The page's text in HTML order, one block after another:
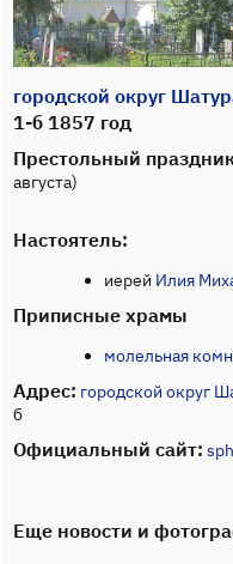
городской округ
1-б 1857 год
Престольный
августа)
Настоятель:
иерей Илия
Приписные храмы
молельная
Адрес: городской округ
б
Официальный сайт:
Еще новости и